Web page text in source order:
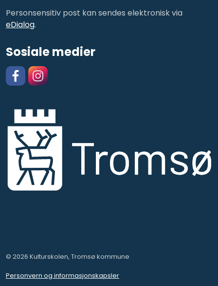
Personsensitiv post kan sendes elektronisk via
eDialog.
Sosiale medier
© 2026 Kulturskolen, Tromsø kommune
Personvern og informasjonskapsler